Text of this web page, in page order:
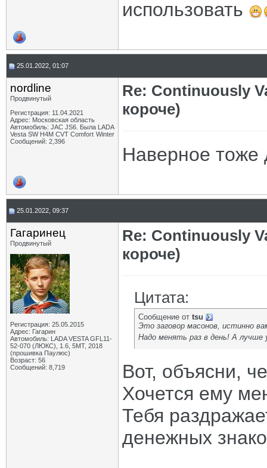
использовать
25.01.2022, 01:07
nordline
Продвинутый
Регистрация: 11.04.2021
Адрес: Московская область
Автомобиль: JAC JS6. Была LADA
Vesta SW H4M CVT Comfort Winter
Сообщений: 2,396
Re: Continuously
короче)
Наверное тоже
25.01.2022, 09:37
Гагаринец
Продвинутый
Регистрация: 25.05.2015
Адрес: Гагарин
Автомобиль: LADA VESTA GFL11-
52-070 (ЛЮКС), 1.6, 5МТ, 2018
(прошивка Паулюс)
Возраст: 56
Сообщений: 8,719
Re: Continuously
короче)
Цитата:
Сообщение от tsu
Это заговор масонов, истинно
Надо менять раз в день! А
Вот, объясни,
Хочется ему
Тебя
денежных